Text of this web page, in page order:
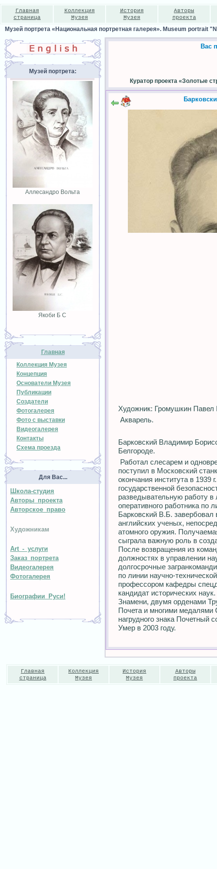
Главная
страница
Коллекция
Музея
История
Музея
Авторы
проекта
Музей портрета «Национальная портретная галерея». Museum portrait
Музей портрета:
Аллесандро Вольта
Якоби Б С
Главная
Коллекция Музея
Концепция
Основатели Музея
Публикации
Создатели
Фотогалерея
Фото с выставки
Видеогалерея
Контакты
Схема проезда
Для Вас...
Школа-студия
Авторы проекта
Авторское право
Художникам
Art - услуги
Заказ портрета
Видеогалерея
Фотогалерея
Биографии Руси!
Вас
Куратор проекта «Золотые
Художник: Громушкин Павел
Акварель.
Барковский Владимир
Белгороде.
Работал слесарем и
поступил в Московский
окончания института в 1939
государственной
разведывательную работу в
оперативного работника по
Барковский В.Б. завербовал
английских ученых,
атомного оружия.
сыграла важную роль в
После возвращения из
должностях в управлении
долгосрочные
по линии научно-
профессором кафедры
кандидат исторических
Знамени, двумя орденами
Почета и многими
нагрудного знака
Умер в 2003 году.
Главная
страница
Коллекция
Музея
История
Музея
Авторы
проекта